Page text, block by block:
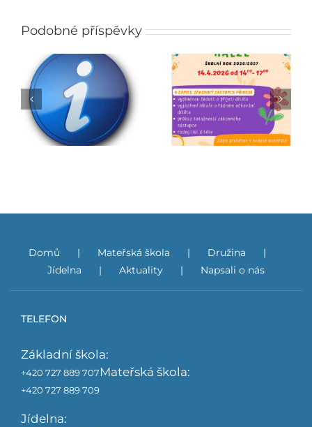
Podobné příspěvky
Zápis do mateřské
školy
Jarmark
Domů Mateřská škola
Družina
Jídelna
Aktuality Napsali o nás
TELEFON
Základní škola:
+420 727 889 707Mateřská škola:
+420 727 889 709
Jídelna: